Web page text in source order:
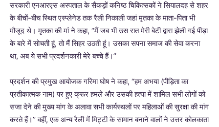
सरकारी एनआरएस अस्पताल के सैकड़ों कनिष्ठ चिकित्सकों ने सियालदह से शहर
के बीचों-बीच स्थित एस्प्लेनेड तक रैली निकाली जहां मृतका के माता-पिता भी
मौजूद थे। मृतका की मां ने कहा, ‘‘मैं जब भी उस रात मेरी बेटी द्वारा झेली गई पीड़ा
के बारे में सोचती हूं, तो मैं सिहर उठती हूं। उसका सपना समाज की सेवा करना
था, अब ये सभी प्रदर्शनकारी मेरे बच्चे हैं।’’
प्रदर्शन की प्रमुख आयोजक गरिमा घोष ने कहा, ‘‘हम अभया (पीड़िता का
प्रतीकात्मक नाम) पर हुए क्रूर हमले और उसकी हत्या में शामिल सभी लोगों को
सजा देने की मुख्य मांग के अलावा सभी कार्यस्थलों पर महिलाओं की सुरक्षा की मांग
करते हैं।’’ वहीं, एक अन्य रैली में मिट्टी के सामान बनाने वालों ने उत्तर कोलकाता